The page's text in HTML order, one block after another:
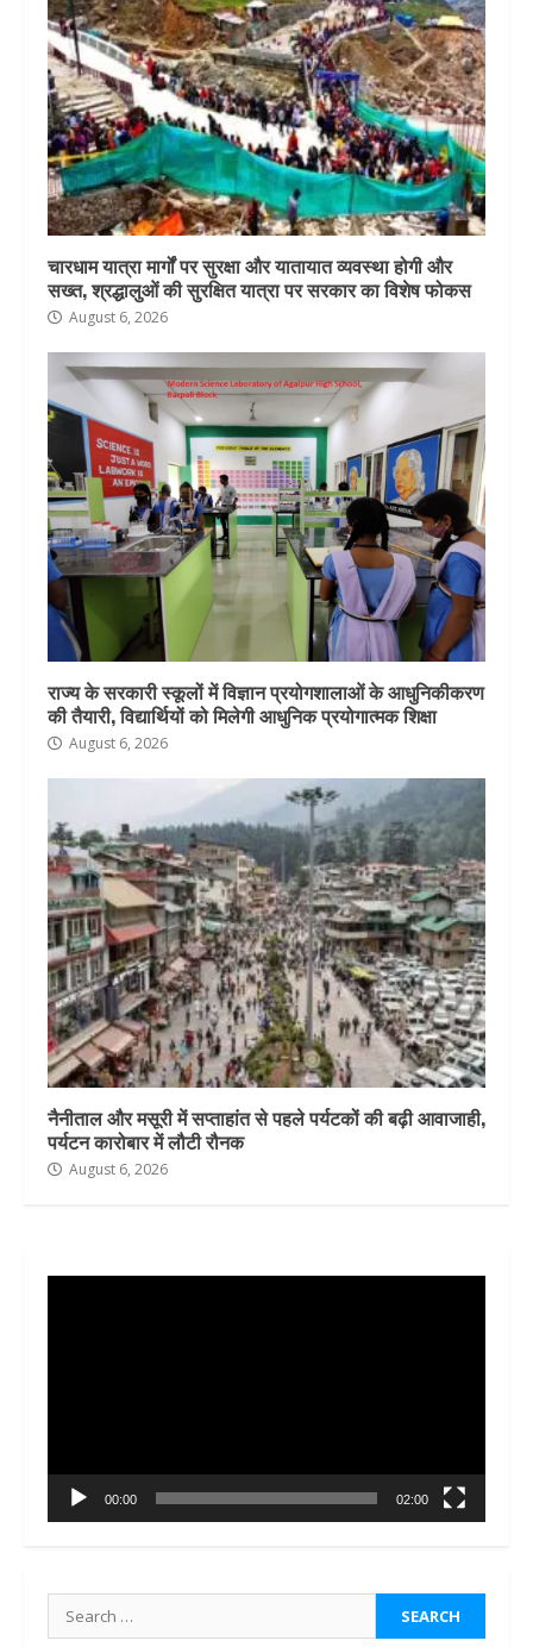
चारधाम यात्रा मार्गों पर सुरक्षा और यातायात व्यवस्था होगी और
सख्त, श्रद्धालुओं की सुरक्षित यात्रा पर सरकार का विशेष फोकस
August 6, 2026
राज्य के सरकारी स्कूलों में विज्ञान प्रयोगशालाओं के आधुनिकीकरण
की तैयारी, विद्यार्थियों को मिलेगी आधुनिक प्रयोगात्मक शिक्षा
August 6, 2026
नैनीताल और मसूरी में सप्ताहांत से पहले पर्यटकों की बढ़ी आवाजाही,
पर्यटन कारोबार में लौटी रौनक
August 6, 2026
00:00 02:00
Search
for: